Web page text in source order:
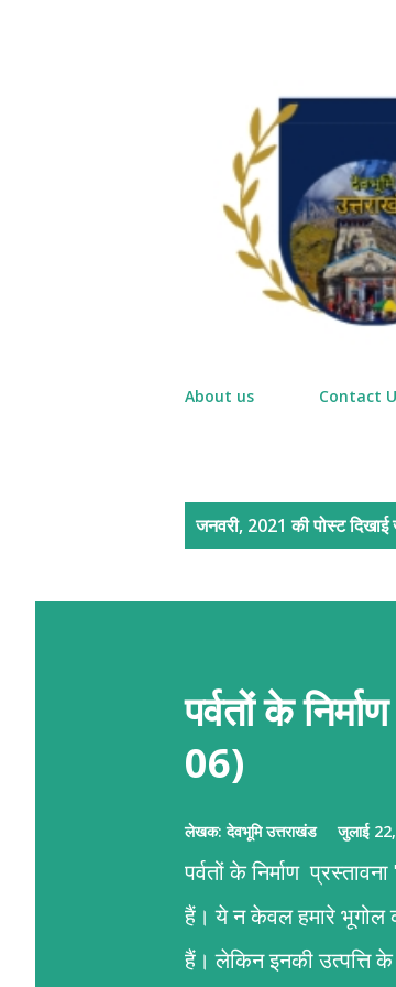
About us Contact
श
जनवरी, 2021 की पोस्ट दिखाई
पर्वतों के
06)
लेखक:देवभूमि उत्तराखंड जुलाई
पर्वतों के निर्माण
हैं। ये न केवल हमारे भूगोल
हैं। लेकिन इनकी उत्पत्ति